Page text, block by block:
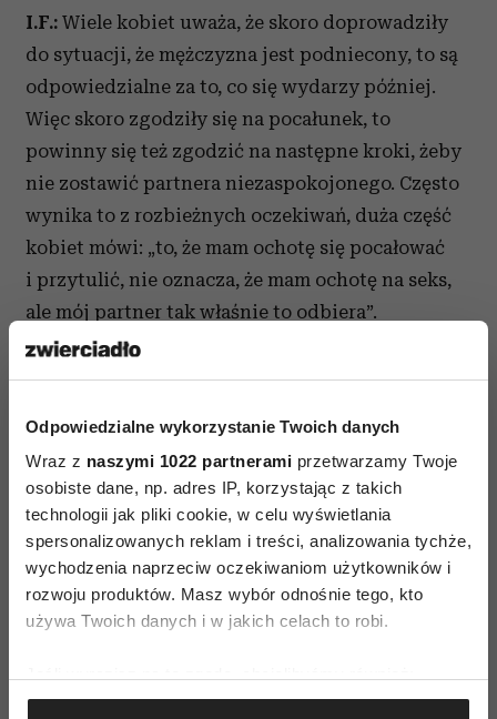
Odpowiedzialne wykorzystanie Twoich danych
Wraz z naszymi 1022 partnerami przetwarzamy Twoje
osobiste dane, np. adres IP, korzystając z takich
technologii jak pliki cookie, w celu wyświetlania
spersonalizowanych reklam i treści, analizowania tychże,
wychodzenia naprzeciw oczekiwaniom użytkowników i
rozwoju produktów. Masz wybór odnośnie tego, kto
używa Twoich danych i w jakich celach to robi.
Gromadzić dane dotyczące Twojej lokalizacji
I.F.: Wiele kobiet uważa, że skoro doprowadziły
do sytuacji, że mężczyzna jest podniecony, to są
odpowiedzialne za to, co się wydarzy później.
Więc skoro zgodziły się na pocałunek, to
powinny się też zgodzić na następne kroki, żeby
nie zostawić partnera niezaspokojonego. Często
wynika to z rozbieżnych oczekiwań, duża część
kobiet mówi: „to, że mam ochotę się pocałować
i przytulić, nie oznacza, że mam ochotę na seks,
ale mój partner tak właśnie to odbiera”.
B.B.K.:Kobiety miewają też niejednokrotnie
partnerów w ramiona innych kobiet. I wtedy
seks, zamiast służyć przyjemności, staje się
lekiem na obawę przed byciem zdradzoną.
I.F.:Na dodatek słyszą od swoich matek takie
nauki: „Bądź zawsze chętna, jeśli chcesz
utrzymać męża przy sobie”. Wiele niedobrego
w tej kwestii dzieje się również za sprawą nauk
religijnych, głoszących, że kochająca żona, bez